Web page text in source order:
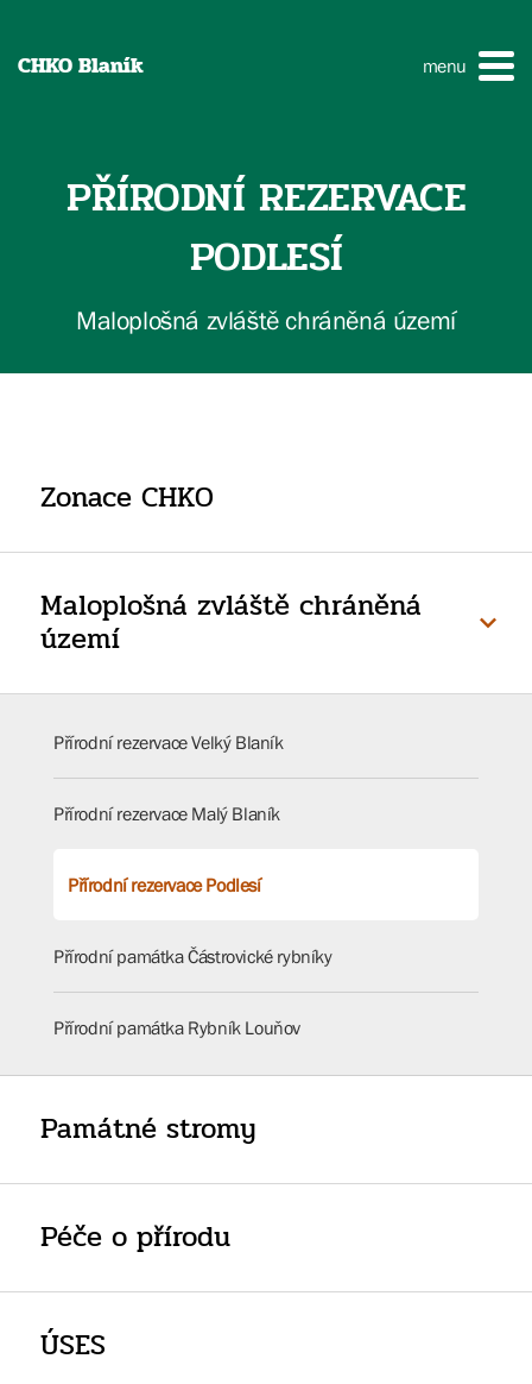
CHKO Blaník menu
PŘÍRODNÍ REZERVACE
PODLESÍ
Maloplošná zvláště chráněná území
Zonace CHKO
Maloplošná zvláště chráněná
území
Přírodní rezervace Velký Blaník
Přírodní rezervace Malý Blaník
Přírodní rezervace Podlesí
Přírodní památka Částrovické rybníky
Přírodní památka Rybník Louňov
Památné stromy
Péče o přírodu
ÚSES